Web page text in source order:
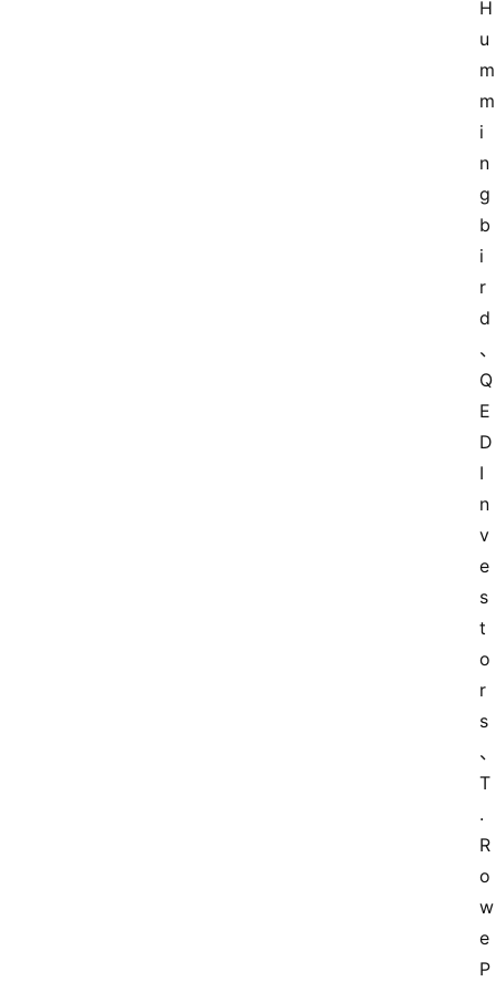
H
u
m
m
i
n
g
b
i
r
d
、
Q
E
D
I
n
v
e
s
t
o
r
s
、
T
.
R
o
w
e
P